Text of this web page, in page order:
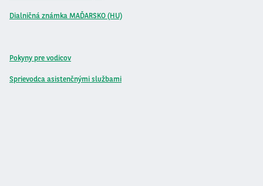
Dialničná známka MAĎARSKO (HU)
Pokyny pre vodicov
Sprievodca asistenčnými službami